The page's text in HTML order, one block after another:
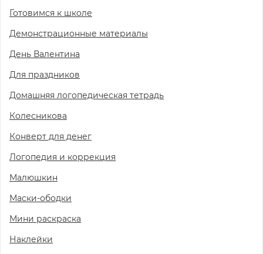
Готовимся к школе
Демонстрационные материалы
День Валентина
Для праздников
Домашняя логопедическая тетрадь
Колесникова
Конверт для денег
Логопедия и коррекция
Малюшкин
Маски-ободки
Мини раскраска
Наклейки